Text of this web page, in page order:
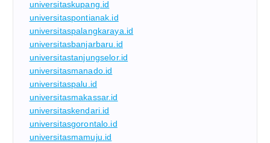
universitaskupang.id
universitaspontianak.id
universitaspalangkaraya.id
universitasbanjarbaru.id
universitastanjungselor.id
universitasmanado.id
universitaspalu.id
universitasmakassar.id
universitaskendari.id
universitasgorontalo.id
universitasmamuju.id